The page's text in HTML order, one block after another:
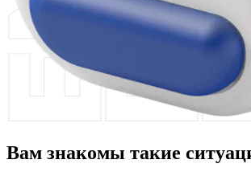
Вам знакомы такие